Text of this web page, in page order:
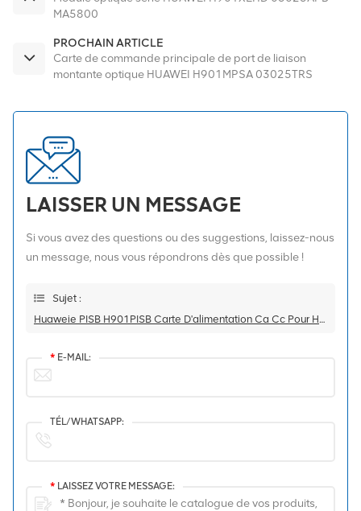
MA5800
PROCHAIN ARTICLE
Carte de commande principale de port de liaison
montante optique HUAWEI H901MPSA 03025TRS
LAISSER UN MESSAGE
Si vous avez des questions ou des suggestions, laissez-nous
un message, nous vous répondrons dès que possible !
Sujet :
Huaweie PISB H901PISB Carte D'alimentation Ca Cc Pour HUAWEI MA5800 Olt Ma5800-X2 H901PISB
* E-MAIL:
TÉL/WHATSAPP:
* LAISSEZ VOTRE MESSAGE: